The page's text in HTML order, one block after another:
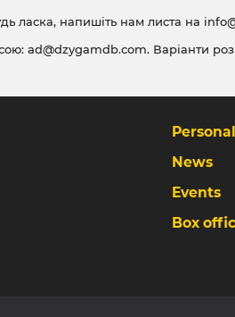
ласка, напишіть нам листа на
ad@dzygamdb.com. Варіанти
News
Events
Box